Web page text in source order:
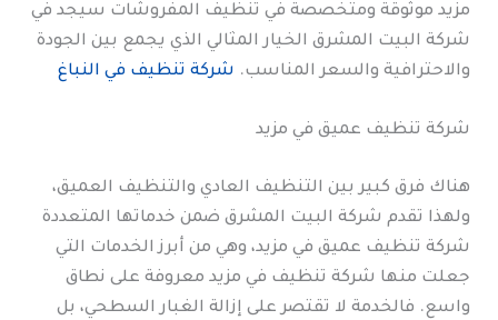
مزيد موثوقة ومتخصصة في تنظيف المفروشات سيجد في
شركة البيت المشرق الخيار المثالي الذي يجمع بين الجودة
والاحترافية والسعر المناسب. شركة تنظيف في النباغ
شركة تنظيف عميق في مزيد
هناك فرق كبير بين التنظيف العادي والتنظيف العميق،
ولهذا تقدم شركة البيت المشرق ضمن خدماتها المتعددة
شركة تنظيف عميق في مزيد، وهي من أبرز الخدمات التي
جعلت منها شركة تنظيف في مزيد معروفة على نطاق
واسع. فالخدمة لا تقتصر على إزالة الغبار السطحي، بل